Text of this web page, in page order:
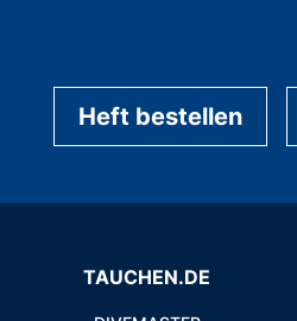
Heft bestellen
TAUCHEN.DE